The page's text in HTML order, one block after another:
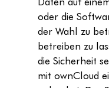
oder die
der Wahl zu
betreiben zu
die Sicherheit
mit ownCloud